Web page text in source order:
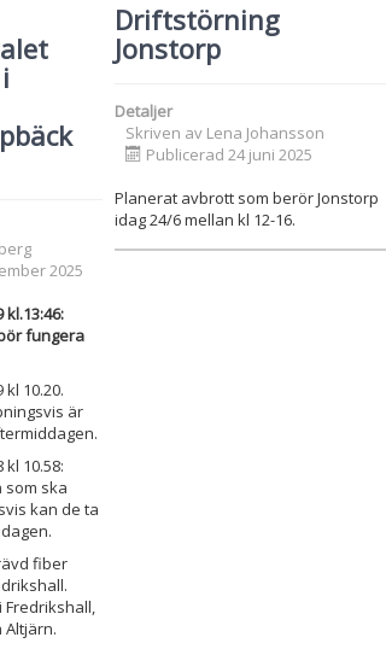
2025
kl.13:46:
fungera
10.20.
är
10.58:
som ska
kan de ta
fiber
Altjärn.
Driftstörning
Jonstorp
Detaljer
Skriven av Lena Johansson
Publicerad 24 juni 2025
Planerat avbrott som berör Jonstorp
idag 24/6 mellan kl 12-16.